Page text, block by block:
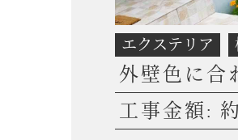
エクステリア
外壁色に合
工事金額: